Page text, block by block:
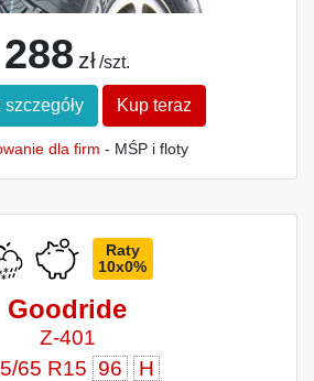
288 zł /szt.
Kup teraz
dla firm - MŚP i floty
Raty
10x0%
Goodride
Z-401
65 R15 96 H